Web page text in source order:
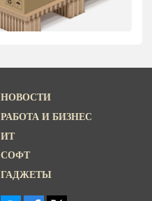
НОВОСТИ
РАБОТА И БИЗНЕС
ИТ
СОФТ
ГАДЖЕТЫ